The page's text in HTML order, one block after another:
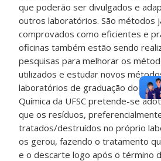
que poderão ser divulgados e
outros laboratórios. São métodos
comprovados como eficientes e
oficinas também estão sendo
pesquisas para melhorar os
utilizados e estudar novos
laboratórios de graduação do
Química da UFSC pretende-se
que os resíduos,
tratados/destruídos no próprio
os gerou, fazendo o tratamento
e o descarte logo após o término